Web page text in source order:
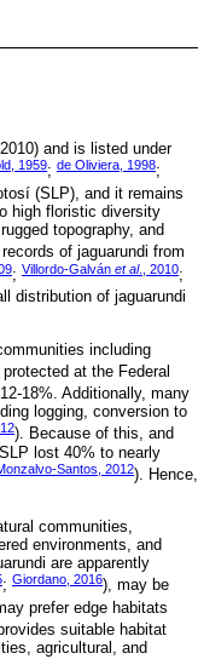
and is listed under
1959; de Oliviera, 1998;
(SLP), and it remains
high floristic diversity
topography, and
of jaguarundi from
; Villordo-Galván et al., 2010;
distribution of jaguarundi
including
at the Federal
18%. Additionally, many
logging, conversion to
). Because of this, and
lost 40% to nearly
Santos, 2012). Hence,
communities,
environments, and
are apparently
; Giordano, 2016), may be
prefer edge habitats
suitable habitat
agricultural, and